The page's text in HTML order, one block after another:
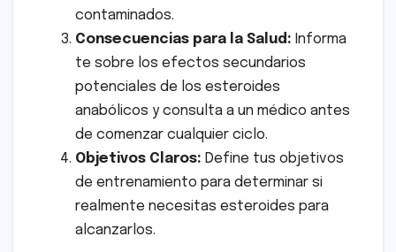
contaminados.
Consecuencias para la Salud: Informa
te sobre los efectos secundarios
potenciales de los esteroides
anabólicos y consulta a un médico antes
de comenzar cualquier ciclo.
Objetivos Claros: Define tus objetivos
de entrenamiento para determinar si
realmente necesitas esteroides para
alcanzarlos.